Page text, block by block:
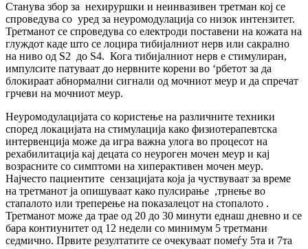
Станува збор за нехируршки и неинвазивен третман кој се
спроведува со уред за неуромодулација со низок интензитет.
Третманот се спроведува со електроди поставени на кожата на
глуждот каде што се лоцира тибијалниот нерв или сакрално
на ниво од S2 до S4. Кога тибијалниот нерв е стимулиран,
импулсите патуваат до нервните корени во ‘рбетот за да
блокираат абнормални сигнали од мочниот меур и да спречат
грчеви на мочниот меур.
Неуромодулацијата со користење на различните техники
според локацијата на стимулација како физиотерапевтска
интервенција може да игра важна улога во процесот на
рехабилитација кај децата со неуроген мочен меур и кај
возрасните со симптоми на хиперактивен мочен меур.
Најчесто пациентите сензацијата која ја чуствуваат за време
на третманот ја опишуваат како пулсирање ,трнење во
стапалото или треперење на показалецот на стопалото .
Третманот може да трае од 20 до 30 минути еднаш дневно и се
бара контиунитет од 12 недели со минимум 5 третмани
седмично. Првите резултатите се очекуваат помеѓу 5та и 7та